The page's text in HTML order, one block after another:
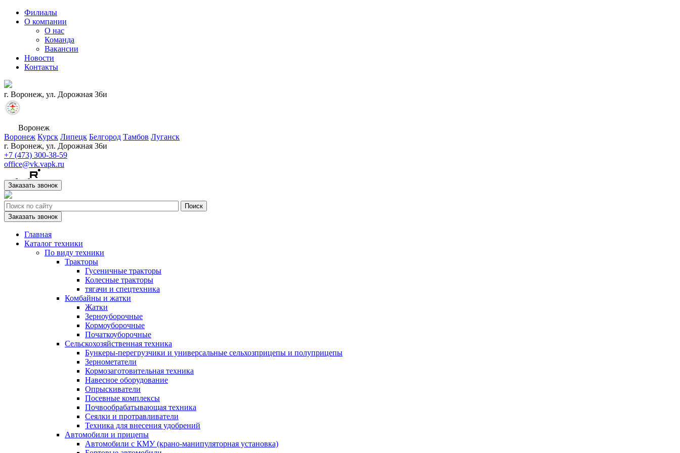
Филиалы
О компании
О нас
Команда
Вакансии
Новости
Контакты
г. Воронеж, ул. Дорожная 36и
Воронеж
Воронеж Курск Липецк Белгород Тамбов Луганск
г. Воронеж, ул. Дорожная 36и
+7 (473) 300-38-59
office@vk.vapk.ru
Заказать звонок
Заказать звонок
Главная
Каталог техники
По виду техники
Тракторы
Гусеничные тракторы
Колесные тракторы
тягачи и спецтехника
Комбайны и жатки
Жатки
Зерноуборочные
Кормоуборочные
Початкоуборочные
Сельскохозяйственная техника
Бункеры-перегрузчики и универсальные сельхозприцепы и полуприцепы
Зернометатели
Кормозаготовительная техника
Навесное оборудование
Опрыскиватели
Посевные комплексы
Почвообрабатывающая техника
Сеялки и протравливатели
Техника для внесения удобрений
Автомобили и прицепы
Автомобили с КМУ (крано-манипуляторная установка)